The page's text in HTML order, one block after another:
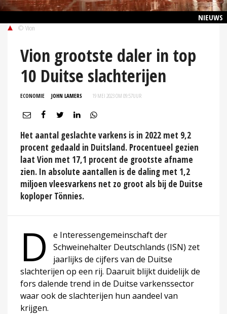
NIEUWS
© Vion
Vion grootste daler in top
10 Duitse slachterijen
ECONOMIE JOHN LAMERS 19 MEI 2023 OM 09:57UUR
Het aantal geslachte varkens is in 2022 met 9,2
procent gedaald in Duitsland. Procentueel gezien
laat Vion met 17,1 procent de grootste afname
zien. In absolute aantallen is de daling met 1,2
miljoen vleesvarkens net zo groot als bij de Duitse
koploper Tönnies.
D
e Interessengemeinschaft der
Schweinehalter Deutschlands (ISN) zet
jaarlijks de cijfers van de Duitse
slachterijen op een rij. Daaruit blijkt duidelijk de
fors dalende trend in de Duitse varkenssector
waar ook de slachterijen hun aandeel van
krijgen.